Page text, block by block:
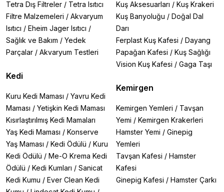
Tetra Dış Filtreler / Tetra Isıtıcı
Filtre Malzemeleri / Akvaryum
Isıtıcı / Eheim Jager Isıtıcı /
Sağlık ve Bakım / Yedek
Parçalar / Akvaryum Testleri
Kedi
Kuru Kedi Maması / Yavru Kedi
Maması / Yetişkin Kedi Maması
Kısırlaştırılmış Kedi Mamaları
Yaş Kedi Maması / Konserve
Yaş Maması / Kedi Ödülü / Kuru
Kedi Ödülü / Me-O Krema Kedi
Ödülü / Kedi Kumları / Sanicat
Kedi Kumu / Ever Clean Kedi
Kuş Aksesuarları / Kuş Krakeri
Kuş Banyoluğu / Doğal Dal
Darı
Ferplast Kuş Kafesi / Dayang
Papağan Kafesi / Kuş Sağlığı
Vision Kuş Kafesi / Gaga Taşı
Kemirgen
Kemirgen Yemleri / Tavşan
Yemi / Kemirgen Krakerleri
Hamster Yemi / Ginepig
Yemleri
Tavşan Kafesi / Hamster
Kafesi
Ginepig Kafesi / Hamster Çarkı